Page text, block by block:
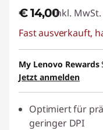
€ 14,00Inkl. MwSt.
Fast ausverkauft,
My Lenovo Rewards
Jetzt anmelden
Optimiert für
geringer DPI